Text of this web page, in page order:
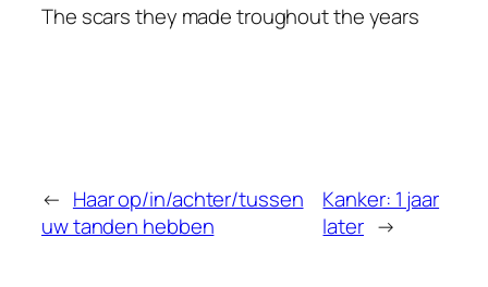
The scars they made troughout the years
← Haar op/in/achter/tussen
uw tanden hebben
Kanker: 1 jaar
later →